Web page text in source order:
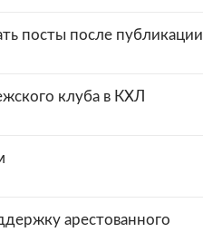
посты после публикации
клуба в КХЛ
арестованного